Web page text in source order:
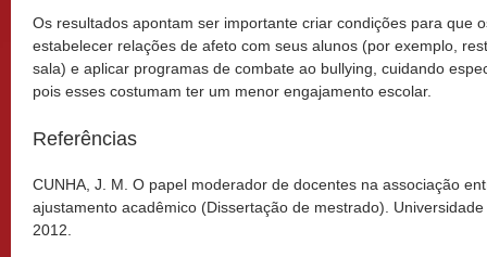
Os resultados apontam ser importante criar condições para que
estabelecer relações de afeto com seus alunos (por exemplo,
sala) e aplicar programas de combate ao bullying, cuidando
pois esses costumam ter um menor engajamento escolar.
Referências
CUNHA, J. M. O papel moderador de docentes na associação
ajustamento acadêmico (Dissertação de mestrado).
2012.